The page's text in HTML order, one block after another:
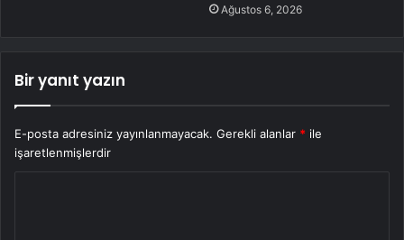
Ağustos 6, 2026
Bir yanıt yazın
E-posta adresiniz yayınlanmayacak. Gerekli alanlar * ile
işaretlenmişlerdir